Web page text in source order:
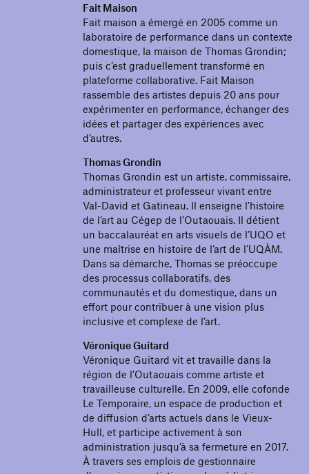
Fait Maison
Fait maison a émergé en 2005 comme un
laboratoire de performance dans un contexte
domestique, la maison de Thomas Grondin;
puis c’est graduellement transformé en
plateforme collaborative. Fait Maison
rassemble des artistes depuis 20 ans pour
expérimenter en performance, échanger des
idées et partager des expériences avec
d’autres.
Thomas Grondin
Thomas Grondin est un artiste, commissaire,
administrateur et professeur vivant entre
Val-David et Gatineau. Il enseigne l’histoire
de l’art au Cégep de l’Outaouais. Il détient
un baccalauréat en arts visuels de l’UQO et
une maîtrise en histoire de l’art de l’UQÀM.
Dans sa démarche, Thomas se préoccupe
des processus collaboratifs, des
communautés et du domestique, dans un
effort pour contribuer à une vision plus
inclusive et complexe de l’art.
Véronique Guitard
Véronique Guitard vit et travaille dans la
région de l’Outaouais comme artiste et
travailleuse culturelle. En 2009, elle cofonde
Le Temporaire, un espace de production et
de diffusion d’arts actuels dans le Vieux-
Hull, et participe activement à son
administration jusqu’à sa fermeture en 2017.
À travers ses emplois de gestionnaire